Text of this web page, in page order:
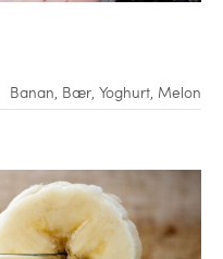
Banan Bær Yoghurt Melon